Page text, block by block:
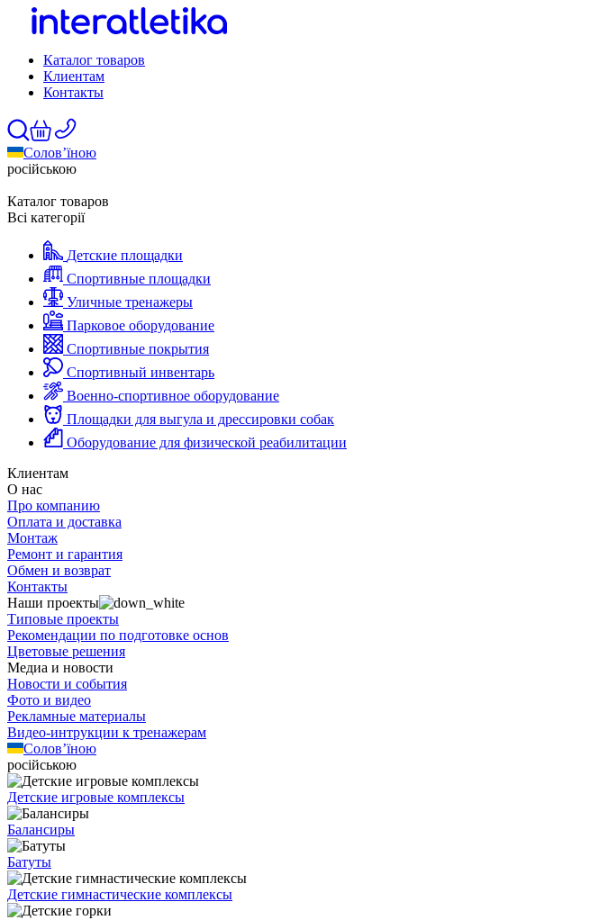
Каталог товаров
Клиентам
Контакты
Солов’їною
російською
Каталог товаров
Всі категорії
Детские площадки
Спортивные площадки
Уличные тренажеры
Парковое оборудование
Спортивные покрытия
Спортивный инвентарь
Военно-спортивное оборудование
Площадки для выгула и дрессировки собак
Оборудование для физической реабилитации
Клиентам
О нас
Про компанию
Оплата и доставка
Монтаж
Ремонт и гарантия
Обмен и возврат
Контакты
Наши проекты
Типовые проекты
Рекомендации по подготовке основ
Цветовые решения
Медиа и новости
Новости и события
Фото и видео
Рекламные материалы
Видео-интрукции к тренажерам
Солов’їною
російською
Детские игровые комплексы
Балансиры
Батуты
Детские гимнастические комплексы